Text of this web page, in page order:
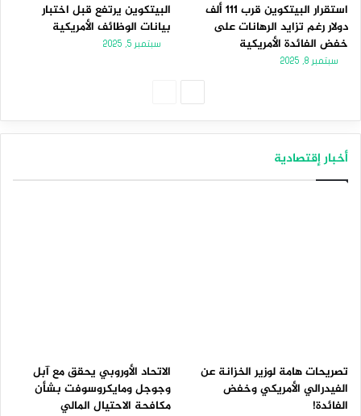
استقرار البيتكوين قرب 111 ألف
دولار رغم تزايد الرهانات على
خفض الفائدة الأمريكية
سبتمبر 8, 2025
البيتكوين يرتفع قبل اختبار
بيانات الوظائف الأمريكية
سبتمبر 5, 2025
أخبار إقتصادية
تصريحات هامة لوزير الخزانة عن
الفيدرالي الأمريكي وخفض
الفائدة!
الاتحاد الأوروبي يحقق مع آبل
وجوجل ومايكروسوفت بشأن
مكافحة الاحتيال المالي